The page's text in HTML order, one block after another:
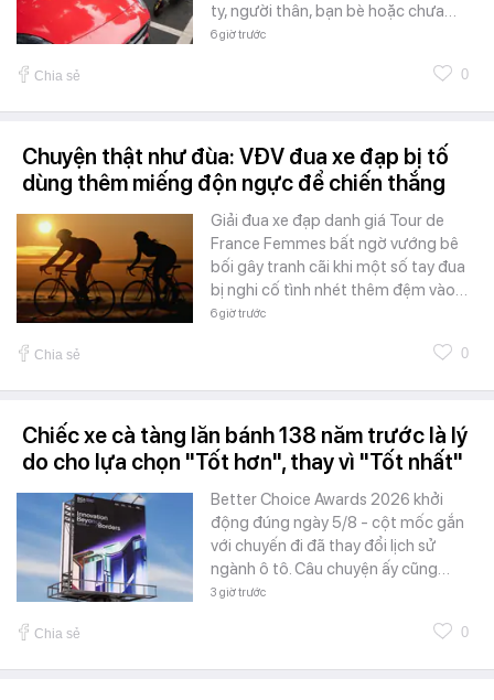
ty, người thân, bạn bè hoặc chưa…
6 giờ trước
Chia sẻ 0
Chuyện thật như đùa: VĐV đua xe đạp bị tố
dùng thêm miếng độn ngực để chiến thắng
Giải đua xe đạp danh giá Tour de
France Femmes bất ngờ vướng bê
bối gây tranh cãi khi một số tay đua
bị nghi cố tình nhét thêm đệm vào…
6 giờ trước
Chia sẻ 0
Chiếc xe cà tàng lăn bánh 138 năm trước là lý
do cho lựa chọn "Tốt hơn", thay vì "Tốt nhất"
Better Choice Awards 2026 khởi
động đúng ngày 5/8 - cột mốc gắn
với chuyến đi đã thay đổi lịch sử
ngành ô tô. Câu chuyện ấy cũng…
3 giờ trước
Chia sẻ 0